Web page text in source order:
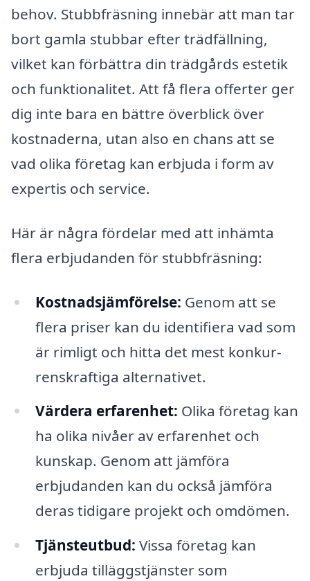
behov. Stubbfräsning innebär att man tar
bort gamla stubbar efter trädfällning,
vilket kan förbättra din trädgårds estetik
och funktionalitet. Att få flera offerter ger
dig inte bara en bättre överblick över
kostnaderna, utan also en chans att se
vad olika företag kan erbjuda i form av
expertis och service.
Här är några fördelar med att in­hämta
flera erbjudanden för stubbfräsning:
Kostnadsjämförelse: Genom att se
flera priser kan du identifiera vad som
är rimligt och hitta det mest konkur­
rens­kraftiga alternativet.
Värdera erfarenhet: Olika företag kan
ha olika nivåer av erfarenhet och
kunskap. Genom att jämföra
erbjudanden kan du också jämföra
deras tidigare projekt och omdömen.
Tjänsteutbud: Vissa företag kan
erbjuda tilläggstjänster som